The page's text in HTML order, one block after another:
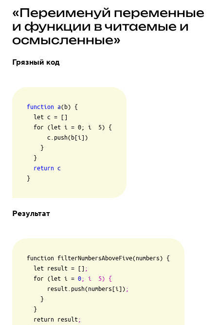
«Переименуй переменные
и функции в читаемые и
осмысленные»
Грязный код
function a(b) {
return c
}
Результат
function filterNumbersAboveFive(numbers) {
  let result
= [] ;
  for (let i
= 0; i  5) {
      result.push(numbers[i])
;
  return result
;